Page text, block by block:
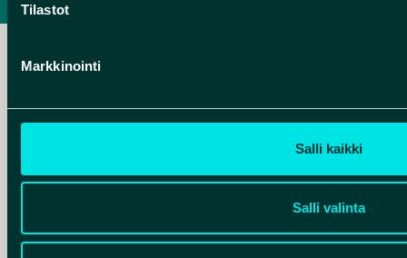
Tilastot
Markkinointi
Salli kaikki
Salli valinta
Hankelogo
Hankelogo